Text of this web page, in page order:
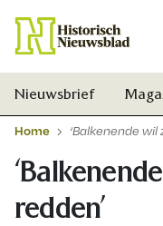
Nieuwsbrief
Home ‘Balkenende
redden’